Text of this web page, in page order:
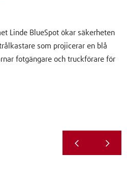
Linde BlueSpot ökar säkerheten
som projicerar en blå
fotgängare och truckförare för